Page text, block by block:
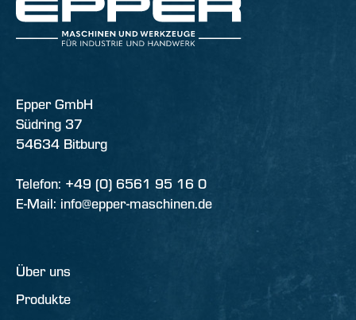
Epper GmbH
Südring 37
54634 Bitburg
Telefon: +49 (0) 6561 95 16 0
E-Mail: info@epper-maschinen.de
Über uns
Produkte